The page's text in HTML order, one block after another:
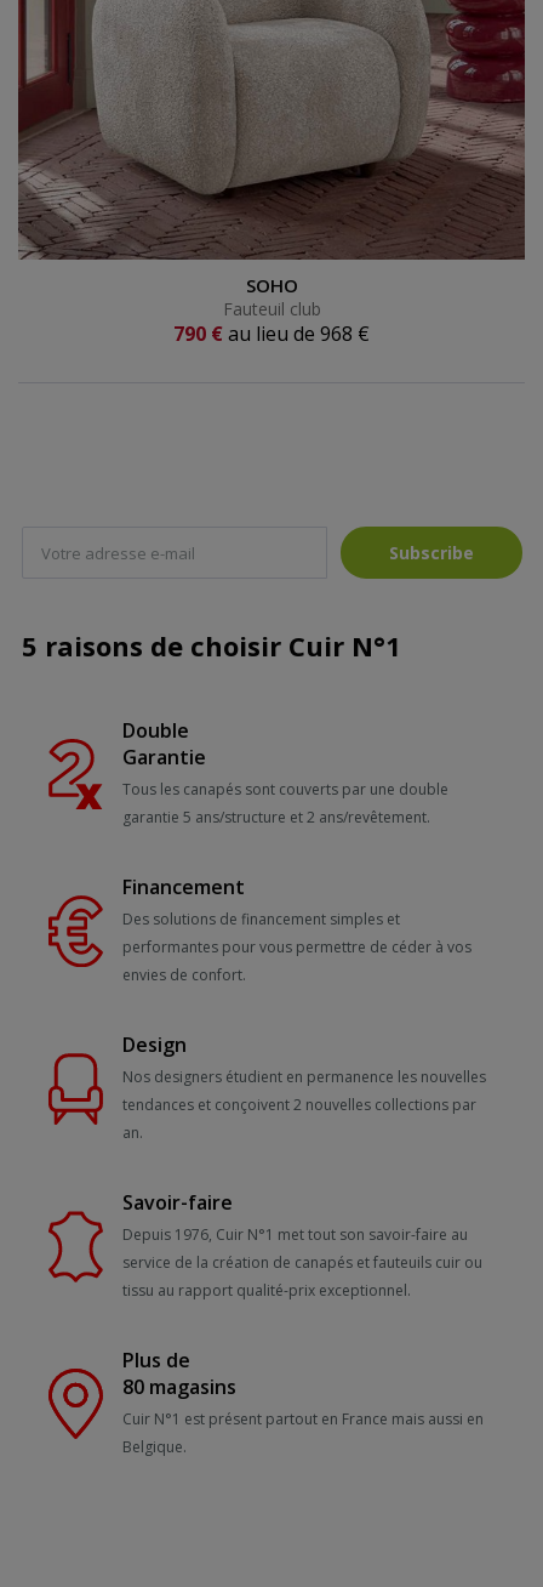
SOHO
Fauteuil club
790 € au lieu de 968 €
Subscribe
5 raisons de choisir Cuir N°1
Double
Garantie
Tous les canapés sont couverts par une double
garantie 5 ans/structure et 2 ans/revêtement.
Financement
Des solutions de financement simples et
performantes pour vous permettre de céder à vos
envies de confort.
Design
Nos designers étudient en permanence les nouvelles
tendances et conçoivent 2 nouvelles collections par
an.
Savoir-faire
Depuis 1976, Cuir N°1 met tout son savoir-faire au
service de la création de canapés et fauteuils cuir ou
tissu au rapport qualité-prix exceptionnel.
Plus de
80 magasins
Cuir N°1 est présent partout en France mais aussi en
Belgique.